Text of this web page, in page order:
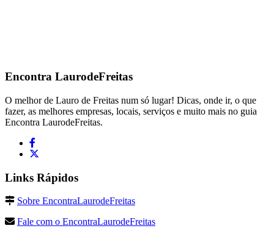
Encontra LaurodeFreitas
O melhor de Lauro de Freitas num só lugar! Dicas, onde ir, o que
fazer, as melhores empresas, locais, serviços e muito mais no guia
Encontra LaurodeFreitas.
Links Rápidos
Sobre EncontraLaurodeFreitas
Fale com o EncontraLaurodeFreitas